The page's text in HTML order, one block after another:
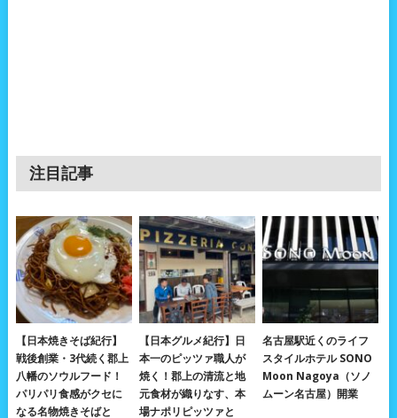
注目記事
【日本焼きそば紀行】
戦後創業・3代続く郡上
八幡のソウルフード！
パリパリ食感がクセに
なる名物焼きそばと
【日本グルメ紀行】日
本一のピッツァ職人が
焼く！郡上の清流と地
元食材が織りなす、本
場ナポリピッツァと
名古屋駅近くのライフ
スタイルホテル SONO
Moon Nagoya（ソノ
ムーン名古屋）開業